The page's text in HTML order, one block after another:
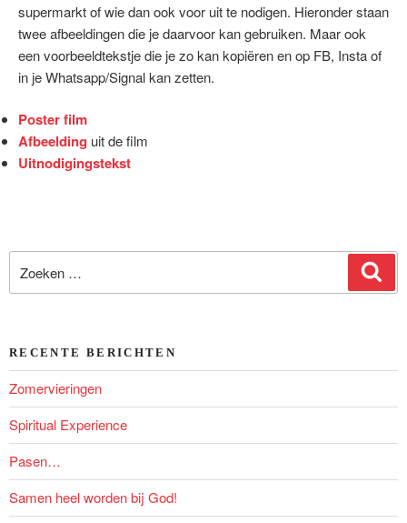
supermarkt of wie dan ook voor uit te nodigen. Hieronder staan
twee afbeeldingen die je daarvoor kan gebruiken. Maar ook
een voorbeeldtekstje die je zo kan kopiëren en op FB, Insta of
in je Whatsapp/Signal kan zetten.
Poster film
Afbeelding uit de film
Uitnodigingstekst
naar:
RECENTE BERICHTEN
Zomervieringen
Spiritual Experience
Pasen…
Samen heel worden bij God!